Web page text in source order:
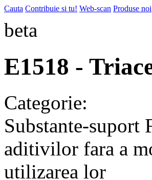
Cauta Contribuie si tu! Web-scan Produse noi
beta
E1518 -
Categorie:
Substante-suport
aditivilor fara a
utilizarea lor